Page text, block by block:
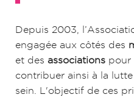
Depuis 2003,
engagée aux côtés des
et des associations pour
contribuer ainsi à la
sein. L'objectif de ces